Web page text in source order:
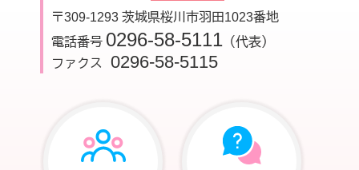
〒309-1293 茨城県桜川市羽田1023番地
電話番号 0296-58-5111 （代表）
ファクス
0296-58-5115